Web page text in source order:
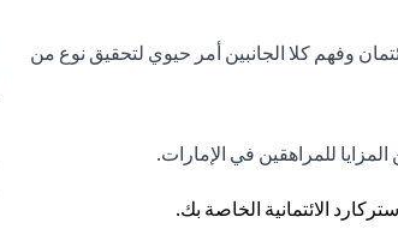
وفهم كلا الجانبين أمر حيوي لتحقيق نوع من
للمراهقين في الإمارات.